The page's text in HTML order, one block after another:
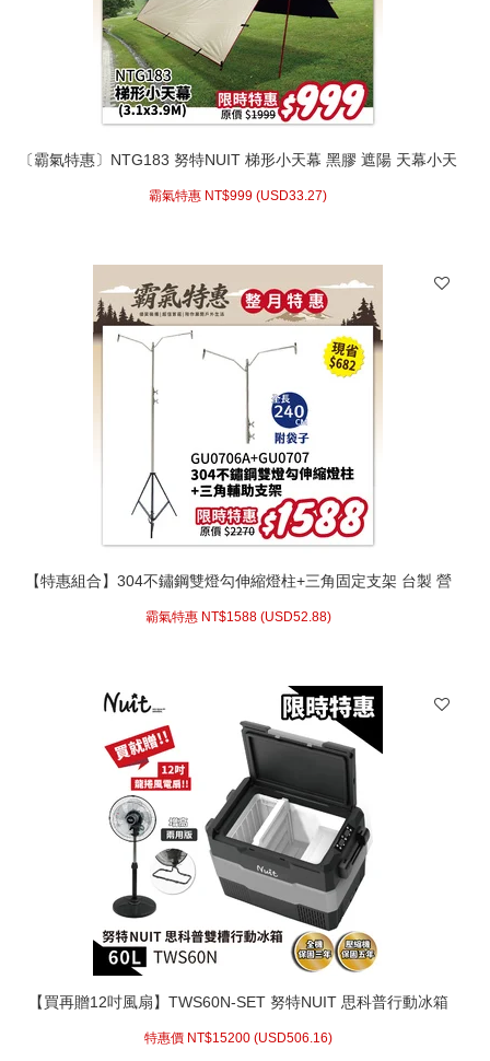
〔霸氣特惠〕NTG183 努特NUIT 梯形小天幕 黑膠 遮陽 天幕小天
霸氣特惠 NT$999 (USD33.27)
【特惠組合】304不鏽鋼雙燈勾伸縮燈柱+三角固定支架 台製 營
霸氣特惠 NT$1588 (USD52.88)
【買再贈12吋風扇】TWS60N-SET 努特NUIT 思科普行動冰箱
特惠價 NT$15200 (USD506.16)